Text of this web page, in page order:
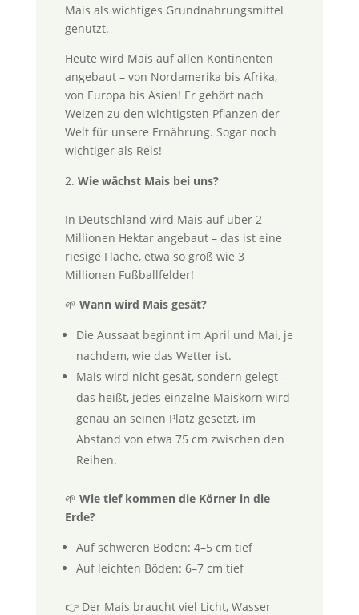
Mais als wichtiges Grundnahrungsmittel
genutzt.
Heute wird Mais auf allen Kontinenten
angebaut – von Nordamerika bis Afrika,
von Europa bis Asien! Er gehört nach
Weizen zu den wichtigsten Pflanzen der
Welt für unsere Ernährung. Sogar noch
wichtiger als Reis!
Wie wächst Mais bei uns?
In Deutschland wird Mais auf über 2
Millionen Hektar angebaut – das ist eine
riesige Fläche, etwa so groß wie 3
Millionen Fußballfelder!
🌱 Wann wird Mais gesät?
Die Aussaat beginnt im April und Mai, je
nachdem, wie das Wetter ist.
Mais wird nicht gesät, sondern gelegt –
das heißt, jedes einzelne Maiskorn wird
genau an seinen Platz gesetzt, im
Abstand von etwa 75 cm zwischen den
Reihen.
🌱 Wie tief kommen die Körner in die
Erde?
Auf schweren Böden: 4–5 cm tief
Auf leichten Böden: 6–7 cm tief
👉 Der Mais braucht viel Licht, Wasser